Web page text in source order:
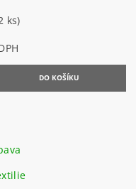
ks)
DPH